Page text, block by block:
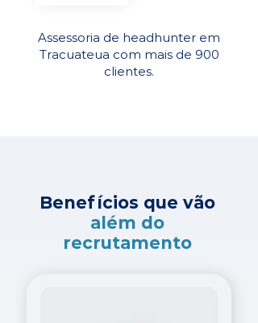
Assessoria de headhunter em
Tracuateua com mais de 900
clientes.
Benefícios que vão
além do
recrutamento